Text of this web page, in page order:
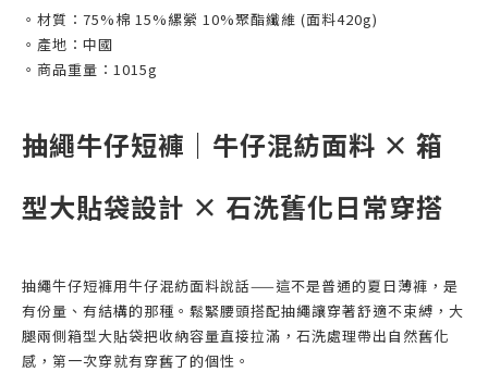
。材質：75%棉 15%縲縈 10%聚酯纖維 (面料420g)
。產地：中國
。商品重量：1015g
抽繩牛仔短褲｜牛仔混紡面料 × 箱
型大貼袋設計 × 石洗舊化日常穿搭
抽繩牛仔短褲用牛仔混紡面料說話——這不是普通的夏日薄褲，是
有份量、有結構的那種。鬆緊腰頭搭配抽繩讓穿著舒適不束縛，大
腿兩側箱型大貼袋把收納容量直接拉滿，石洗處理帶出自然舊化
感，第一次穿就有穿舊了的個性。